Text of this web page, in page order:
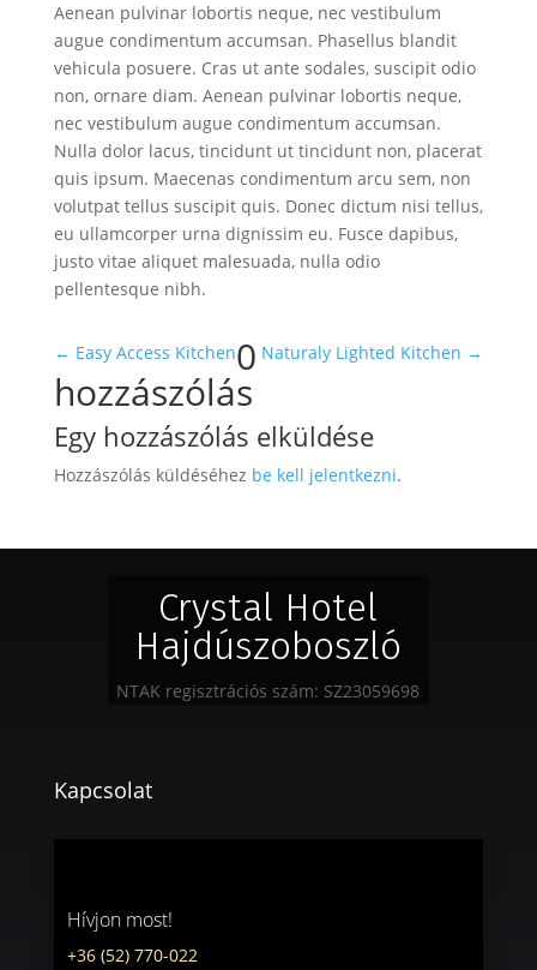
Aenean pulvinar lobortis neque, nec vestibulum
augue condimentum accumsan. Phasellus blandit
vehicula posuere. Cras ut ante sodales, suscipit odio
non, ornare diam. Aenean pulvinar lobortis neque,
nec vestibulum augue condimentum accumsan.
Nulla dolor lacus, tincidunt ut tincidunt non, placerat
quis ipsum. Maecenas condimentum arcu sem, non
volutpat tellus suscipit quis. Donec dictum nisi tellus,
eu ullamcorper urna dignissim eu. Fusce dapibus,
justo vitae aliquet malesuada, nulla odio
pellentesque nibh.
← Easy Access Kitchen Naturaly Lighted Kitchen →
0
hozzászólás
Egy hozzászólás elküldése
Hozzászólás küldéséhez be kell jelentkezni.
Crystal Hotel
Hajdúszoboszló
NTAK regisztrációs szám: SZ23059698
Kapcsolat
Hívjon most!
+36 (52) 770-022